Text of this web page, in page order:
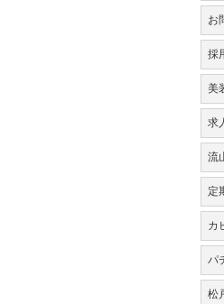
お
採
美
求
流
定
カ
パ
松